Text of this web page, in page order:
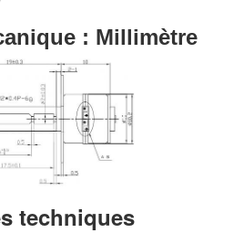
: Millimètre
techniques